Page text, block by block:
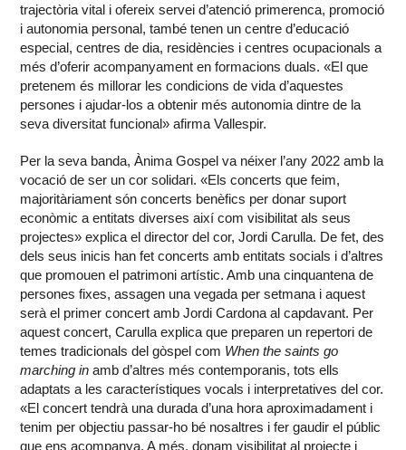
trajectòria vital i ofereix servei d’atenció primerenca, promoció
i autonomia personal, també tenen un centre d’educació
especial, centres de dia, residències i centres ocupacionals a
més d’oferir acompanyament en formacions duals. «El que
pretenem és millorar les condicions de vida d’aquestes
persones i ajudar-los a obtenir més autonomia dintre de la
seva diversitat funcional» afirma Vallespir.
Per la seva banda, Ànima Gospel va néixer l’any 2022 amb la
vocació de ser un cor solidari. «Els concerts que feim,
majoritàriament són concerts benèfics per donar suport
econòmic a entitats diverses així com visibilitat als seus
projectes» explica el director del cor, Jordi Carulla. De fet, des
dels seus inicis han fet concerts amb entitats socials i d’altres
que promouen el patrimoni artístic. Amb una cinquantena de
persones fixes, assagen una vegada per setmana i aquest
serà el primer concert amb Jordi Cardona al capdavant. Per
aquest concert, Carulla explica que preparen un repertori de
temes tradicionals del gòspel com When the saints go
marching in amb d’altres més contemporanis, tots ells
adaptats a les característiques vocals i interpretatives del cor.
«El concert tendrà una durada d’una hora aproximadament i
tenim per objectiu passar-ho bé nosaltres i fer gaudir el públic
que ens acompanya. A més, donam visibilitat al projecte i